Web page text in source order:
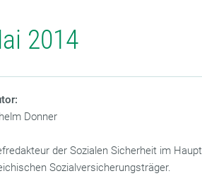
2014
Donner
der Sozialen Sicherheit im
Sozialversicherungsträger.